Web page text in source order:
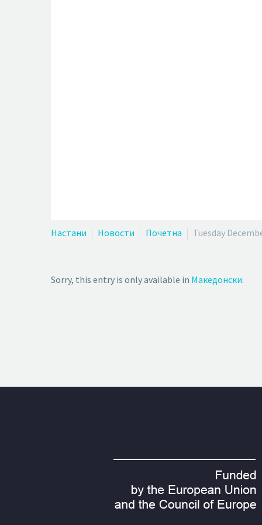
Настани Новости Почетна Tuesday
Sorry, this entry is only available in Македонски.